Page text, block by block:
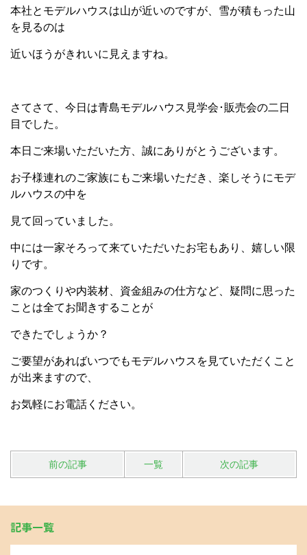
本社とモデルハウスは山が近いのですが、雪が積もった山
を見るのは
近いほうがきれいに見えますね。
さてさて、今日は青島モデルハウス見学会･販売会の二日
目でした。
本日ご来場いただいた方、誠にありがとうございます。
お子様連れのご家族にもご来場いただき、楽しそうにモデ
ルハウスの中を
見て回っていました。
中には一家そろって来ていただいたお宅もあり、嬉しい限
りです。
家のつくりや内装材、資金組みの仕方など、疑問に思った
ことは全てお聞きすることが
できたでしょうか？
ご要望があればいつでもモデルハウスを見ていただくこと
が出来ますので、
お気軽にお電話ください。
前の記事 一覧 次の記事
記事一覧